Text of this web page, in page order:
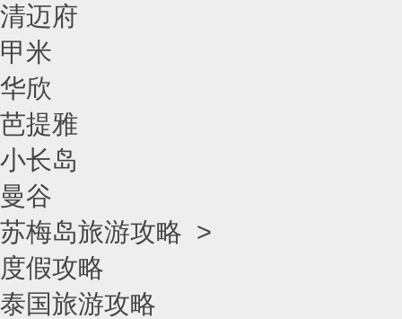
清迈府
甲米
华欣
芭提雅
小长岛
曼谷
苏梅岛旅游攻略 >
度假攻略
泰国旅游攻略